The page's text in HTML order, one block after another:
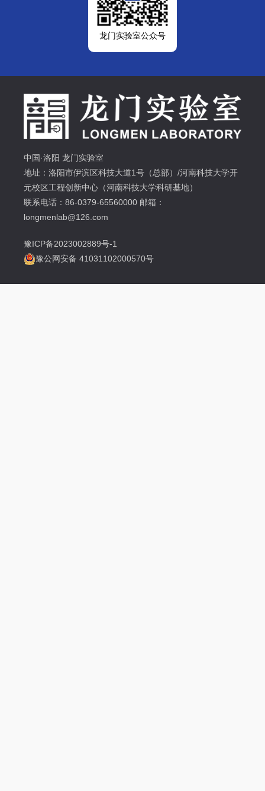
龙门实验室公众号
中国·洛阳 龙门实验室
地址：洛阳市伊滨区科技大道1号（总部）/河南科技大学开
元校区工程创新中心（河南科技大学科研基地）
联系电话：86-0379-65560000 邮箱：
longmenlab@126.com
豫ICP备2023002889号-1
豫公网安备 41031102000570号